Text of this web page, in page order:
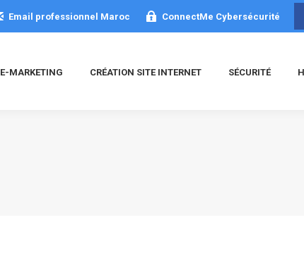
Email professionnel Maroc ConnectMe Cybersécurité
E-MARKETING CRÉATION SITE INTERNET SÉCURITÉ